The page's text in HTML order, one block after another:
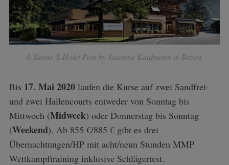
4-Sterne-S-Hotel Post by Susanne Kaufmann in Bezau.
Bis 17. Mai 2020laufen die Kurse auf zwei Sandfrei-
und zwei Hallencourts entweder von Sonntag bis
Mittwoch (Midweek) oder Donnerstag bis Sonntag
(Weekend). Ab 855 €/885 € gibt es drei
Übernachtungen/HP mit acht/neun Stunden MMP
Wettkampftraining inklusive Schlägertest.